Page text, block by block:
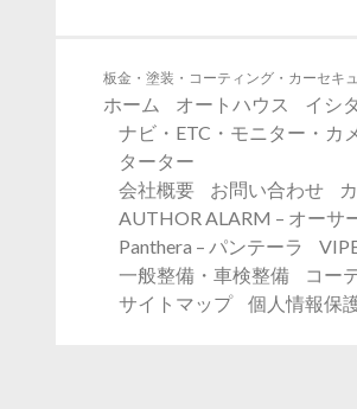
板金・塗装・コーティング・カーセキ
ホーム オートハウス
イシ
ナビ・ETC・モニター・カ
ターター
会社概要
お問い合わせ
AUTHOR ALARM – オーサ
Panthera – パンテーラ
一般整備・車検整備
コー
サイトマップ
個人情報保